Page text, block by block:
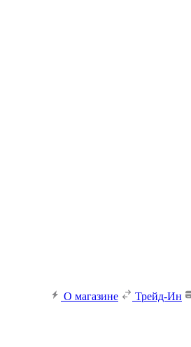
О магазине Трейд-Ин